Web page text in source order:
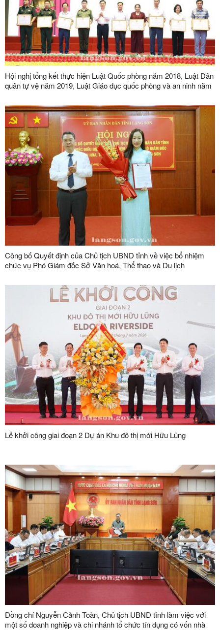
Hội nghị tổng kết thực hiện Luật Quốc phòng năm 2018, Luật Dân
quân tự vệ năm 2019, Luật Giáo dục quốc phòng và an ninh năm
Công bố Quyết định của Chủ tịch UBND tỉnh về việc bổ nhiệm
chức vụ Phó Giám đốc Sở Văn hoá, Thể thao và Du lịch
Lễ khởi công giai đoạn 2 Dự án Khu đô thị mới Hữu Lũng
Đồng chí Nguyễn Cảnh Toàn, Chủ tịch UBND tỉnh làm việc với
một số doanh nghiệp và chi nhánh tổ chức tín dụng có vốn nhà